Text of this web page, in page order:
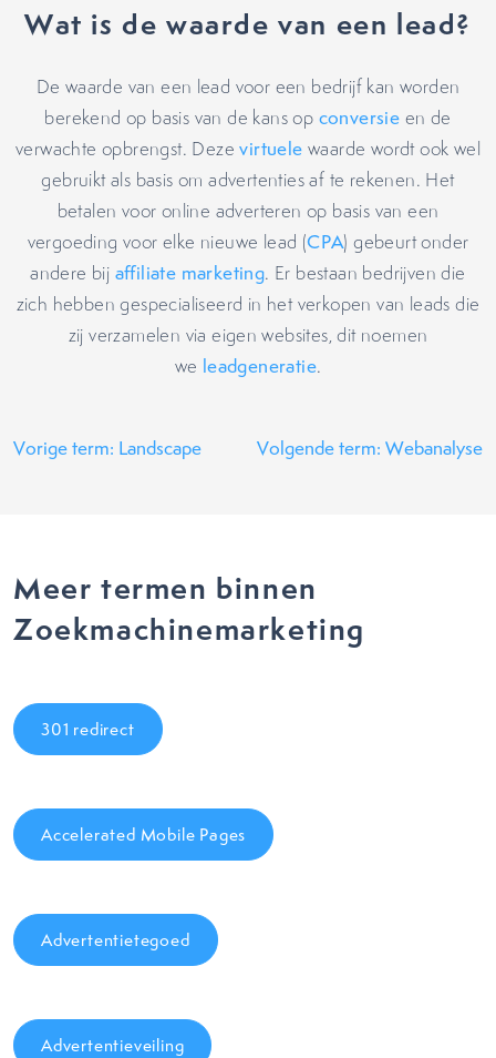
Wat is de waarde van een lead?
De waarde van een lead voor een bedrijf kan worden
berekend op basis van de kans op conversie en de
verwachte opbrengst. Dezevirtuele waarde wordt ook wel
gebruikt als basis om advertenties af te rekenen. Het
betalen voor online adverteren op basis van een
vergoeding voor elke nieuwe lead (CPA) gebeurt onder
andere bij affiliate marketing. Er bestaan bedrijven die
zich hebben gespecialiseerd in het verkopen van leads die
zij verzamelen via eigen websites, dit noemen
we leadgeneratie.
Vorige term: Landscape Volgende term: Webanalyse
Meer termen binnen
Zoekmachinemarketing
301 redirect
Accelerated Mobile Pages
Advertentietegoed
Advertentieveiling